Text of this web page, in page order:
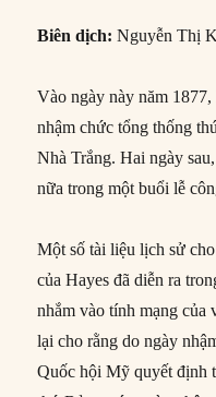
Biên dịch: Nguyễn Thị
Vào ngày này năm
nhậm chức tổng thống
Nhà Trắng. Hai ngày
nữa trong một buổi lễ
Một số tài liệu lịch sử
của Hayes đã diễn ra
nhắm vào tính mạng của
lại cho rằng do ngày
Quốc hội Mỹ quyết định